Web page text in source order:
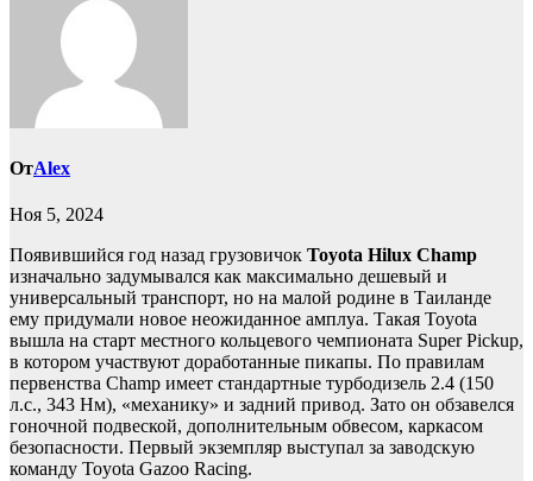
ОтAlex
Ноя 5, 2024
Появившийся год назад грузовичок Toyota Hilux Champ
изначально задумывался как максимально дешевый и
универсальный транспорт, но на малой родине в Таиланде
ему придумали новое неожиданное амплуа. Такая Toyota
вышла на старт местного кольцевого чемпионата Super Pickup,
в котором участвуют доработанные пикапы. По правилам
первенства Champ имеет стандартные турбодизель 2.4 (150
л.с., 343 Нм), «механику» и задний привод. Зато он обзавелся
гоночной подвеской, дополнительным обвесом, каркасом
безопасности. Первый экземпляр выступал за заводскую
команду Toyota Gazoo Racing.